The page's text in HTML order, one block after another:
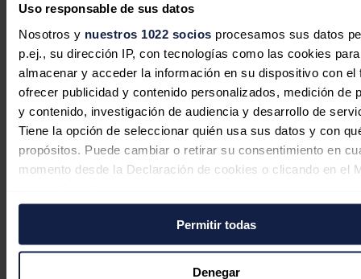
Uso responsable de sus datos
Nosotros y nuestros 1022 socios procesamos sus datos
p.ej., su dirección IP, con tecnologías como las cookies para
almacenar y acceder la información en su dispositivo con el
ofrecer publicidad y contenido personalizados, medición de
y contenido, investigación de audiencia y desarrollo de
Tiene la opción de seleccionar quién usa sus datos y con
propósitos. Puede cambiar o retirar su consentimiento en
momento desde la Declaración de cookies o clicando en el
Si lo permite, también quisiéramos:
Recopilar información sobre su ubicación geográfica
puede tener una precisión de varios metros
Permitir todas
Denegar
Con este proyecto, la compañía avanza en su objetivo de liderar la
producción de biocombustibles 2G enEspañayPortugal, con una
capacidad de producción anual en 2030 de 2,5 millones de toneladas
de biocombustibles, de las que 800.000 toneladas serán deSAF
una cantidad suficiente como para sobrevolar 2.000 veces el planeta.
Noticias relacionadas
Moeve pone en marcha un proyecto